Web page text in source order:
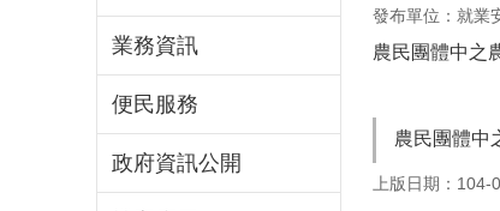
業務資訊
便民服務
政府資訊公開
發布單位：就業
農民團體中之
農民團體中
上版日期：104-